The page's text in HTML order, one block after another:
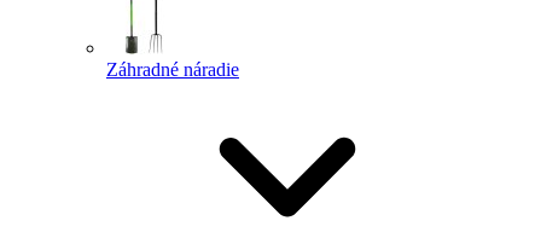
Záhradné náradie